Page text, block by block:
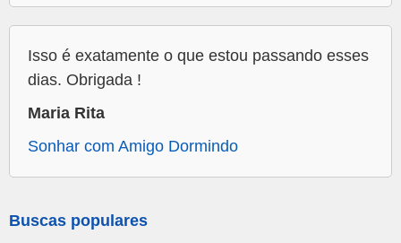
Isso é exatamente o que estou passando esses
dias. Obrigada !
Maria Rita
Sonhar com Amigo Dormindo
Buscas populares